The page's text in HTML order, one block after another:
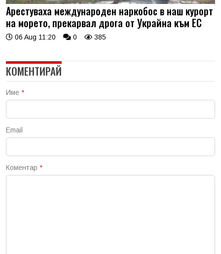
Арестуваха международен наркобос в наш курорт
на морето, прекарвал дрога от Украйна към ЕС
06 Aug 11:20 0 385
КОМЕНТИРАЙ
Име *
Email
Коментар *